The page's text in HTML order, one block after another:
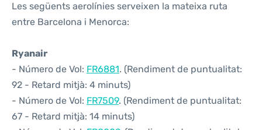
Les següents aerolínies serveixen la mateixa ruta
entre Barcelona i Menorca:
Ryanair
- Número de Vol: FR6881. (Rendiment de puntualitat:
92 - Retard mitjà: 4 minuts)
- Número de Vol: FR7509. (Rendiment de puntualitat:
67 - Retard mitjà: 14 minuts)